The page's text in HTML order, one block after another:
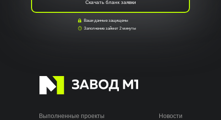
Скачать бланк заявки
Ваши данные защищены
Заполнение займет 2 минуты
Выполненные проекты
Новости